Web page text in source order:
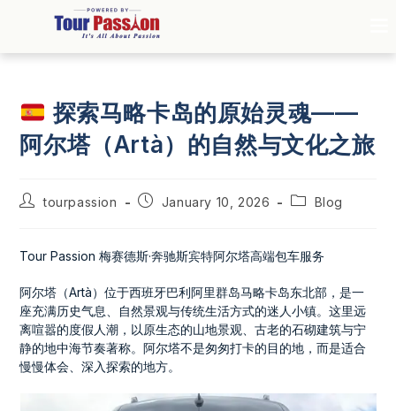
探索马略卡岛的原始灵魂——
阿尔塔（Artà）的自然与文化之旅
tourpassion January 10, 2026 Blog
Tour Passion 梅赛德斯·奔驰斯宾特阿尔塔高端包车服务
阿尔塔（Artà）位于西班牙巴利阿里群岛马略卡岛东北部，是一
座充满历史气息、自然景观与传统生活方式的迷人小镇。这里远
离喧嚣的度假人潮，以原生态的山地景观、古老的石砌建筑与宁
静的地中海节奏著称。阿尔塔不是匆匆打卡的目的地，而是适合
慢慢体会、深入探索的地方。